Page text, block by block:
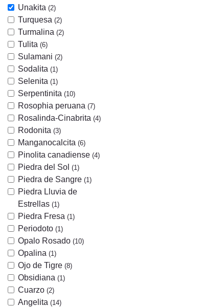
Unakita (2)
Turquesa (2)
Turmalina (2)
Tulita (6)
Sulamani (2)
Sodalita (1)
Selenita (1)
Serpentinita (10)
Rosophia peruana (7)
Rosalinda-Cinabrita (4)
Rodonita (3)
Manganocalcita (6)
Pinolita canadiense (4)
Piedra del Sol (1)
Piedra de Sangre (1)
Piedra Lluvia de
Estrellas (1)
Piedra Fresa (1)
Periodoto (1)
Opalo Rosado (10)
Opalina (1)
Ojo de Tigre (8)
Obsidiana (1)
Cuarzo (2)
Angelita (14)